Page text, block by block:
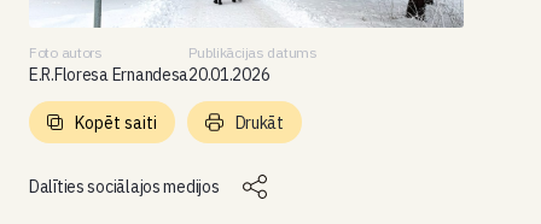
Foto autors
E.R.Floresa Ernandesa
Publikācijas datums
20.01.2026
Dalīties sociālajos medijos
Kopēt saiti Drukāt